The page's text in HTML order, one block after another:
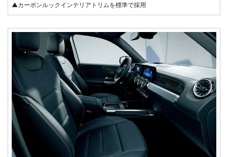
▲カーボンルックインテリアトリムを標準で採用